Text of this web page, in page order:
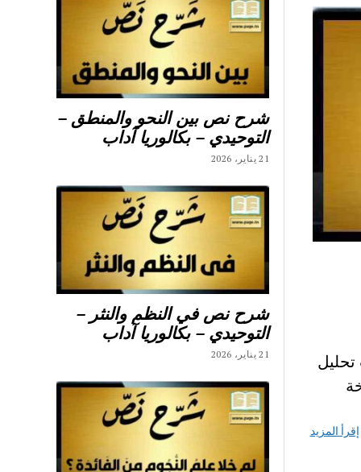
إقرأ المزيد
شرح نص بين النحو والمنطق –
التوحيدي – بكالوريا آداب
21 يناير، 2026
شرح نص في النظم والنثر –
التوحيدي – بكالوريا آداب
21 يناير، 2026